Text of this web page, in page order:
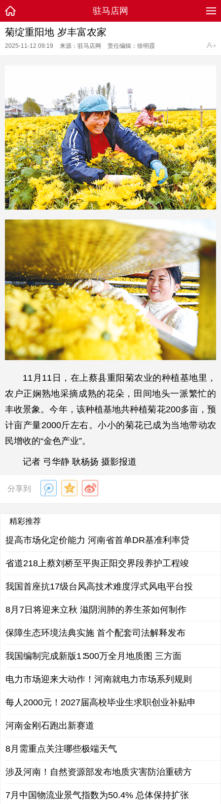
驻马店网
菊绽重阳地 岁丰富农家
2025-11-12 09:19 来源：驻马店网 责任编辑：徐明霞
11月11日，在上蔡县重阳菊农业的种植基地里，
农户正娴熟地采摘成熟的花朵，田间地头一派繁忙的
丰收景象。今年，该种植基地共种植菊花200多亩，预
计亩产量2000斤左右。小小的菊花已成为当地带动农
民增收的“金色产业”。
记者 弓华静 耿杨扬 摄影报道
分享到
精彩推荐
提高市场化定价能力 河南省首单DR基准利率贷
省道218上蔡刘桥至平舆正阳交界段养护工程竣
我国首座抗17级台风高技术难度浮式风电平台投
8月7日将迎来立秋 滋阴润肺的养生茶如何制作
保障生态环境法典实施 首个配套司法解释发布
我国编制完成新版1∶500万全月地质图 三方面
电力市场迎来大动作！河南就电力市场系列规则
每人2000元！2027届高校毕业生求职创业补贴申
河南金刚石跑出新赛道
8月需重点关注哪些极端天气
涉及河南！自然资源部发布地质灾害防治重磅方
7月中国物流业景气指数为50.4% 总体保持扩张